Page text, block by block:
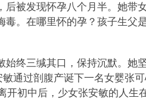
后被发现怀孕八个月半。她带
毒。在哪里怀的孕？孩子生父
始终三缄其口，保持沉默。她
敏通过剖腹产诞下一名女婴张
开初中后，少女张安敏的人生